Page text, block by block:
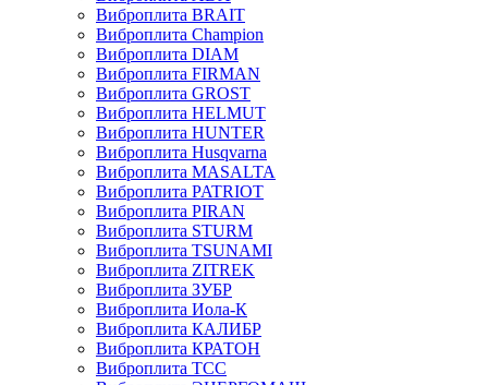
Виброплита BRAIT
Виброплита Champion
Виброплита DIAM
Виброплита FIRMAN
Виброплита GROST
Виброплита HELMUT
Виброплита HUNTER
Виброплита Husqvarna
Виброплита MASALTA
Виброплита PATRIOT
Виброплита PIRAN
Виброплита STURM
Виброплита TSUNAMI
Виброплита ZITREK
Виброплита ЗУБР
Виброплита Иола-К
Виброплита КАЛИБР
Виброплита КРАТОН
Виброплита ТСС